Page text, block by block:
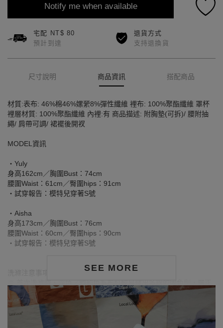
Notify me when available
宅配 NT$ 80
預計到達
退貨方式
支持退換貨
尺寸說明 商品資訊 搭配商品
SEE MORE
材質:表布: 46%棉46%嫘縈8%彈性纖維 裡布: 100%聚酯纖維 罩杯
裡層材質: 100%聚酯纖維 內裡:有 商品描述: 附胸墊(可拆)/ 腰附抽
繩/ 肩帶可調/ 裙襬後開衩
MODEL資訊
‧Yuly
身高162cm／胸圍Bust：74cm
腰圍Waist：61cm／臀圍hips：91cm
‧試穿報告：模特兒穿著S號
‧Aisha
身高173cm／胸圍Bust：76cm
腰圍Waist：60cm／臀圍hips：90cm
‧試穿報告：模特兒穿著S號
常現象。
※ 建議深色衣物於首次穿著前先行單獨下水清洗，有助釋出多餘染
劑，減少移染或掉色風險。
※ 請與淺色衣物分開洗滌，避免互相染色或產生移染情形。